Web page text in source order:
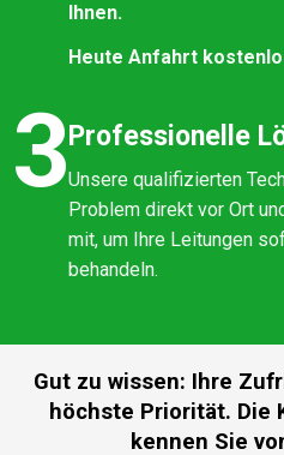
Ihnen.
Heute Anfahrt
3Professionelle
Unsere qualifizierten
Problem direkt vor Ort
mit, um Ihre Leitungen
behandeln.
Gut zu wissen: Ihre
höchste Priorität. Die
kennen Sie